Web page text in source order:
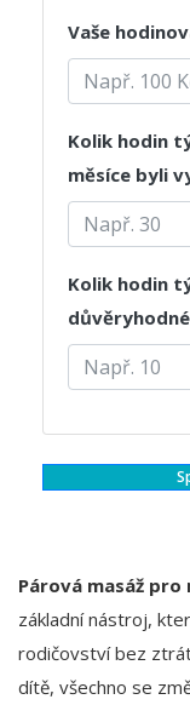
Vaše
Kolik hodin
měsíce byli
Kolik hodin
Párová masáž
základní nástroj,
rodičovství bez
dítě, všechno se